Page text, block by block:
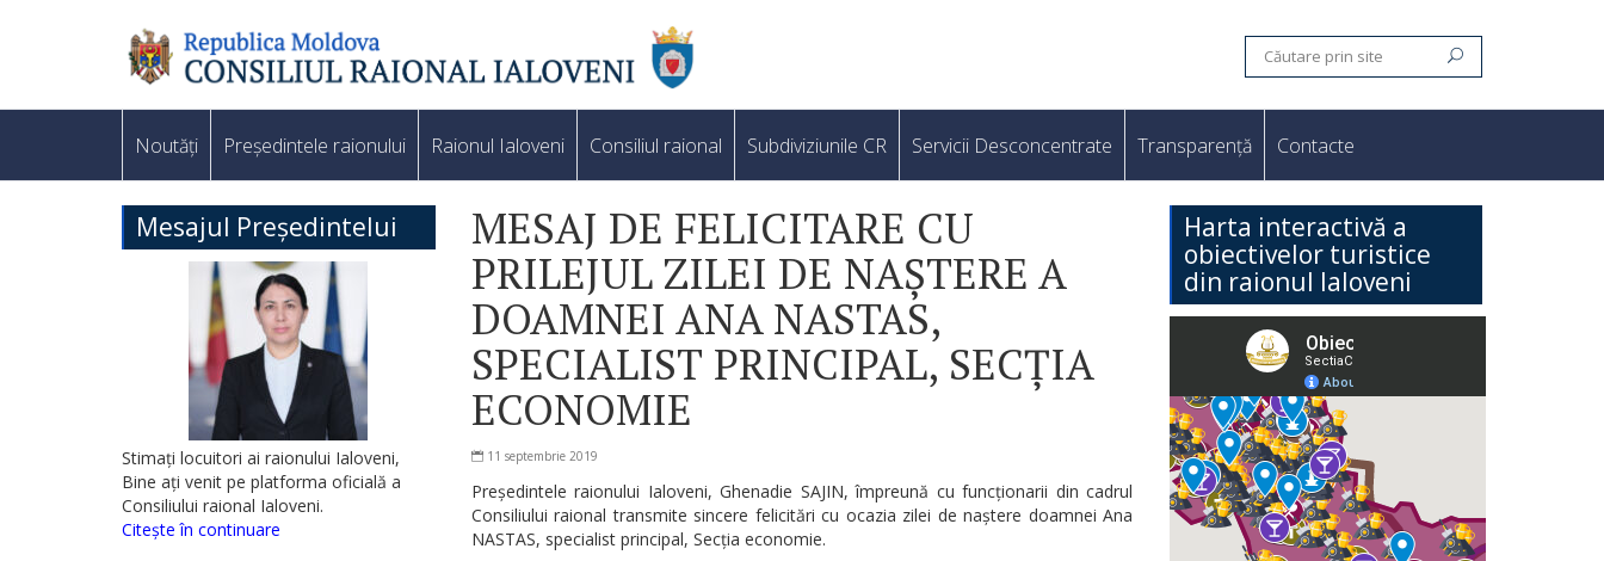
Noutăți Președintele raionului Raionul Ialoveni Consiliul raional Subdiviziunile CR Servicii Desconcentrate Transparență Contacte
Mesajul Președintelui
Stimați locuitori ai raionului Ialoveni,
Bine ați venit pe platforma oficială a
Consiliului raional Ialoveni.
Citește în continuare
MESAJ DE FELICITARE CU
PRILEJUL ZILEI DE NAȘTERE A
DOAMNEI ANA NASTAS,
SPECIALIST PRINCIPAL, SECȚIA
ECONOMIE
11 septembrie 2019
Președintele raionului Ialoveni, Ghenadie SAJIN, împreună cu funcționarii din cadrul
Consiliului raional transmite sincere felicitări cu ocazia zilei de naștere doamnei Ana
NASTAS, specialist principal, Secția economie.
Harta interactivă a
obiectivelor turistice
din raionul Ialoveni